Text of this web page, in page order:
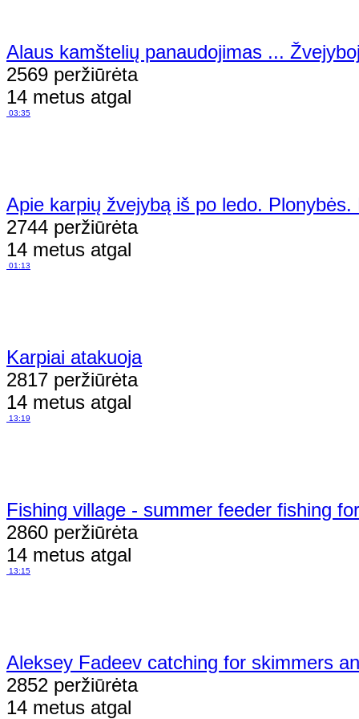
Alaus kamštelių panaudojimas ...
2569 peržiūrėta
14 metus atgal
03:35
Apie karpių žvejybą iš po ledo. Plonybės.
2744 peržiūrėta
14 metus atgal
01:13
Karpiai atakuoja
2817 peržiūrėta
14 metus atgal
13:19
Fishing village - summer feeder fishing
2860 peržiūrėta
14 metus atgal
13:15
Aleksey Fadeev catching for skimmers
2852 peržiūrėta
14 metus atgal